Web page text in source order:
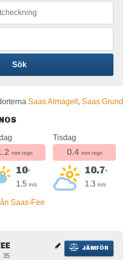
Sök
Saas Almagell , Saas Grund
mm regn
10°
1.5 m/s
Tisdag
0.4 mm regn
10.7°
1.3 m/s
Saas-Fee
JÄMFÖR
35